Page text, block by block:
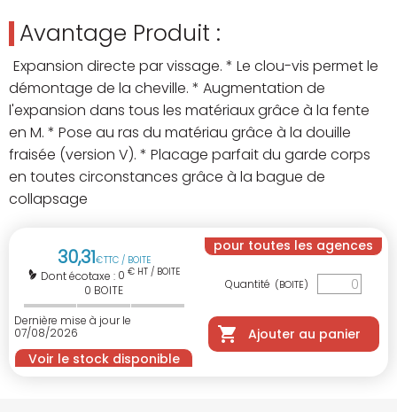
Avantage Produit :
Expansion directe par vissage. * Le clou-vis permet le
démontage de la cheville. * Augmentation de
l'expansion dans tous les matériaux grâce à la fente
en M. * Pose au ras du matériau grâce à la douille
fraisée (version V). * Placage parfait du garde corps
en toutes circonstances grâce à la bague de
collapsage
30,31€TTC / BOITE
Dont écotaxe : 0 € HT / BOITE
0 BOITE
Dernière mise à jour le
07/08/2026
Voir le stock disponible
pour toutes les agences
Quantité (BOITE)
Ajouter au panier